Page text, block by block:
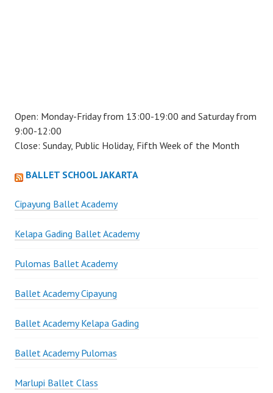
Open: Monday-Friday from 13:00-19:00 and Saturday from
9:00-12:00
Close: Sunday, Public Holiday, Fifth Week of the Month
BALLET SCHOOL JAKARTA
Cipayung Ballet Academy
Kelapa Gading Ballet Academy
Pulomas Ballet Academy
Ballet Academy Cipayung
Ballet Academy Kelapa Gading
Ballet Academy Pulomas
Marlupi Ballet Class